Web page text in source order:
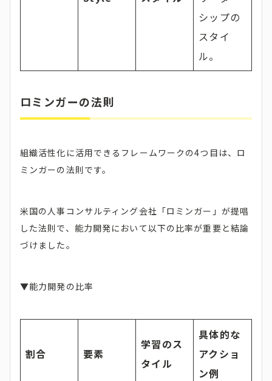
シップの
スタイ
ル。
ロミンガーの法則
組織活性化に活用できるフレームワークの4つ目は、ロ
ミンガーの法則です。
米国の人事コンサルティング会社「ロミンガー」が提唱
した法則で、能力開発において以下の比率が重要と結論
づけました。
▼能力開発の比率
割合 要素
学習のス
タイル
具体的な
アクショ
ン例